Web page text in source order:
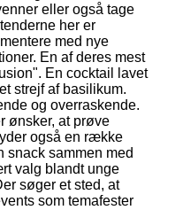
eller også tage
her er
med nye
En af deres mest
En cocktail lavet
strejf af basilikum.
og overraskende.
ønsker, at prøve
også en række
snack sammen med
valg blandt unge
søger et sted, at
som temafester